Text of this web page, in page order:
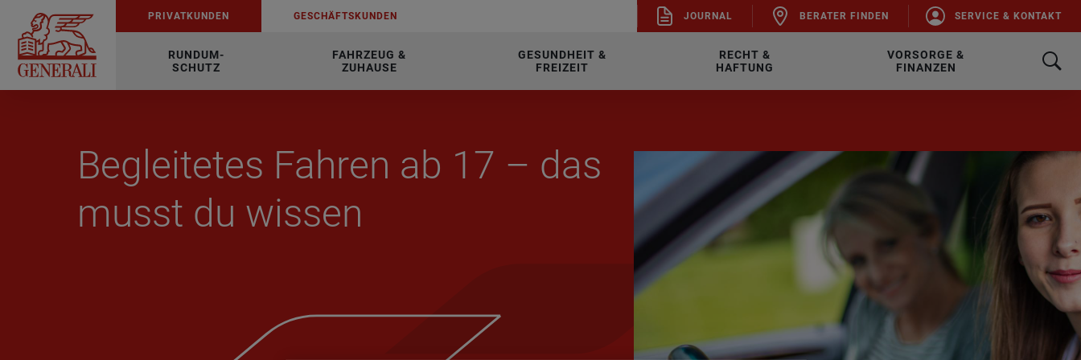
PRI­VAT­KUN­DEN GE­SCHÄFTS­KUN­DEN JOUR­NAL BE­RA­TER FIN­DEN SER­VICE & KON­TAKT
RUNDUM-
SCHUTZ
FAHRZEUG &
ZUHAUSE
GESUNDHEIT &
FREIZEIT
RECHT &
HAFTUNG
VORSORGE &
FINANZEN
Beglei­te­tes Fah­ren ab 17 – das
musst du wis­sen